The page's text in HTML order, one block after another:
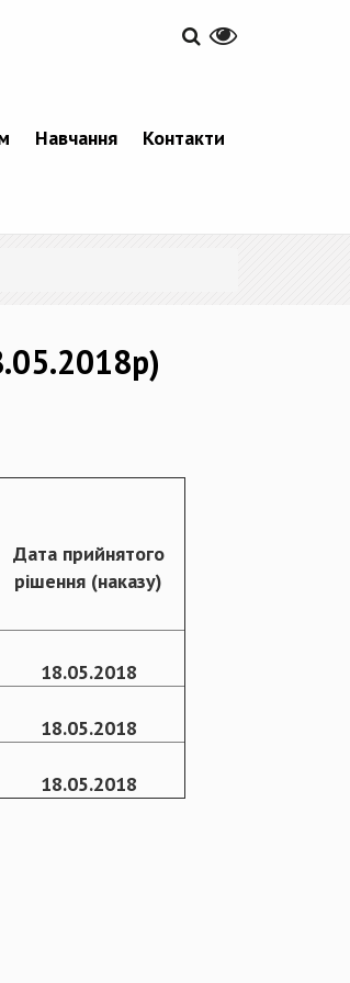
Навчання Контакти
Дата прийнятого
рішення (наказу)
18.05.2018
18.05.2018
18.05.2018